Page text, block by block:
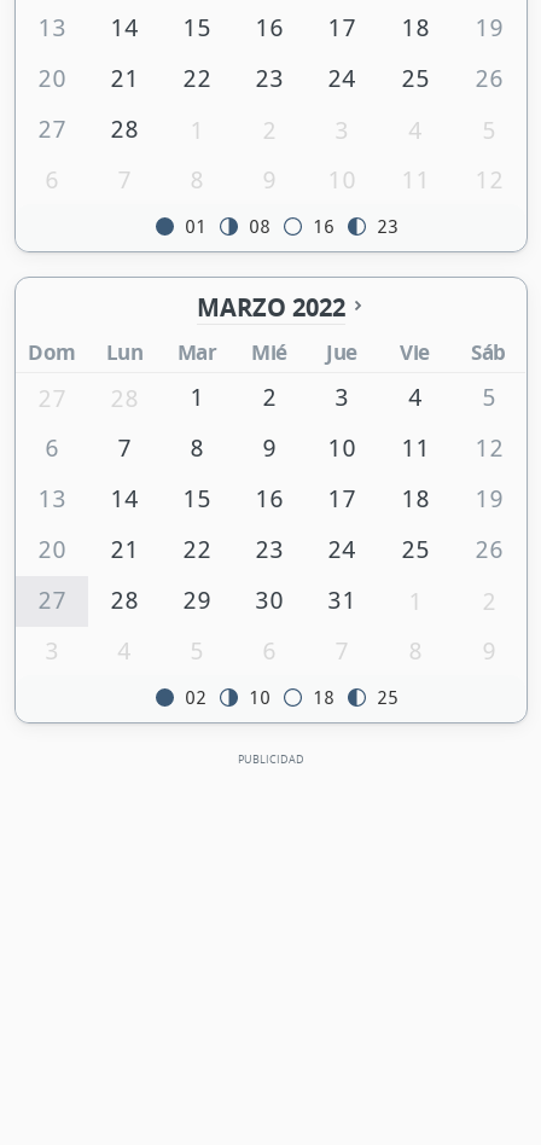
13
14 15 16 17 18
19
20
21 22 23 24 25
26
27
28 1 2 3 4
5
6
7 8 9 10 11 12
01 08 16 23
MARZO 2022
Dom Lun Mar Mié Jue Vie Sáb
27 28 1 2 3 4
5
6
7 8 9 10 11
12
13
14 15 16 17 18
19
20
21 22 23 24 25
26
27
28 29 30 31 1
2
3
4 5 6 7 8 9
02 10 18 25